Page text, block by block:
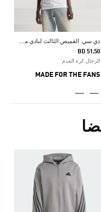
د
ي سي. القميص الثالث لنادي مانشستر يونايتد 25/26
BD 51.50
الرجال كرة القدم
MADE FOR THE FANS
Price Reduced From
To